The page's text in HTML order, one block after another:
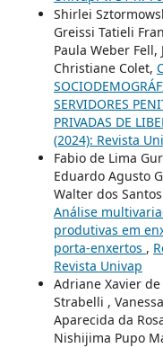
Shirlei
Greissi Tatieli
Paula Weber Fell,
Christiane Colet,
SERVIDORES
PRIVADAS DE
(2024): Revista
Fabio de Lima
Eduardo Agusto
Walter dos
Análise
produtivas em
porta-enxertos ,
Revista Univap
Adriane Xavier
Strabelli ,
Aparecida da
Nishijima Pupo